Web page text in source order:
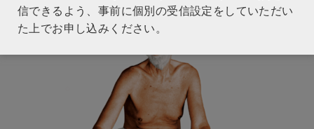
信できるよう、事前に個別の受信設定をしていただい
た上でお申し込みください。